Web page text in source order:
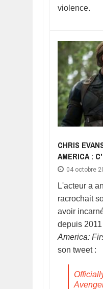
violence.
CHRIS
AMERICA :
04 octobre
L'acteur a
racrochait
avoir
depuis
America:
son tweet :